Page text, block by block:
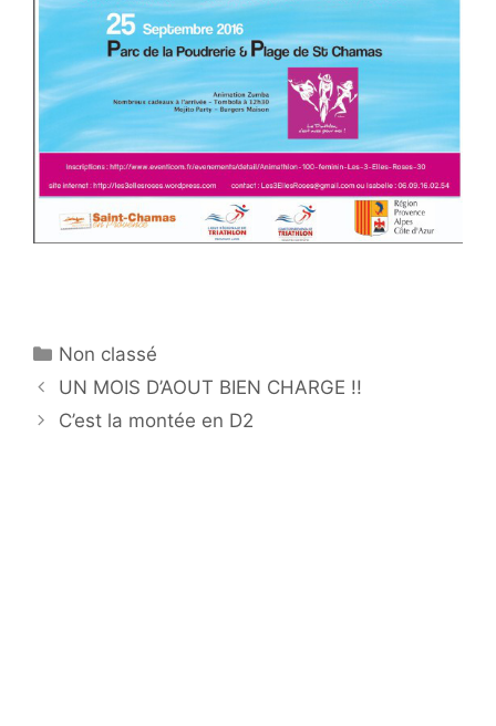
Catégories
Non classé
UN MOIS D’AOUT BIEN CHARGE !!
C’est la montée en D2